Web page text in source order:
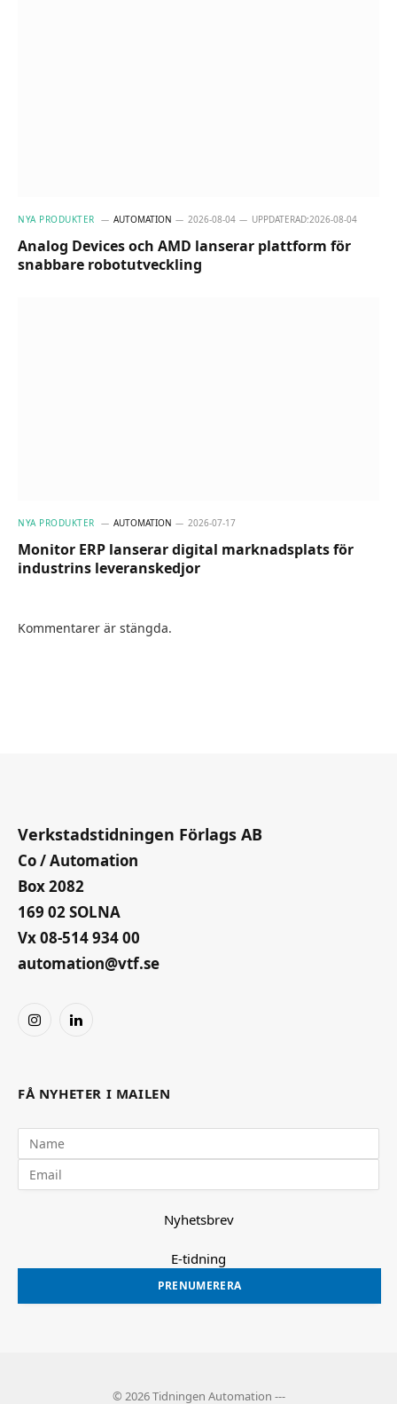
NYA PRODUKTER AUTOMATION 2026-08-04 UPPDATERAD:2026-08-04
Analog Devices och AMD lanserar plattform för
snabbare robotutveckling
NYA PRODUKTER AUTOMATION 2026-07-17
Monitor ERP lanserar digital marknadsplats för
industrins leveranskedjor
Kommentarer är stängda.
Verkstadstidningen Förlags AB
Co / Automation
Box 2082
169 02 SOLNA
Vx 08-514 934 00
automation@vtf.se
InstagramLinkedIn
FÅ NYHETER I MAILEN
Nyhetsbrev
E-tidning
PRENUMERERA
© 2026 Tidningen Automation ---